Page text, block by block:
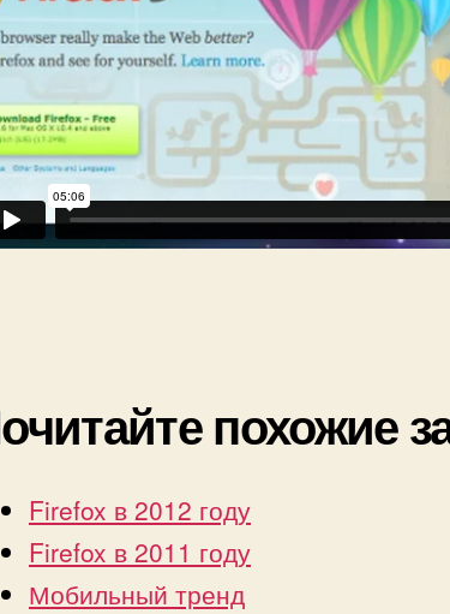
похожие
Firefox в 2012 году
Firefox в 2011 году
Мобильный тренд